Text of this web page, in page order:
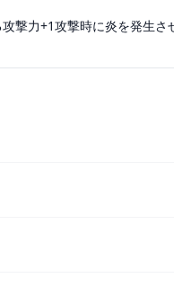
撃力+1攻撃時に炎を発生さ